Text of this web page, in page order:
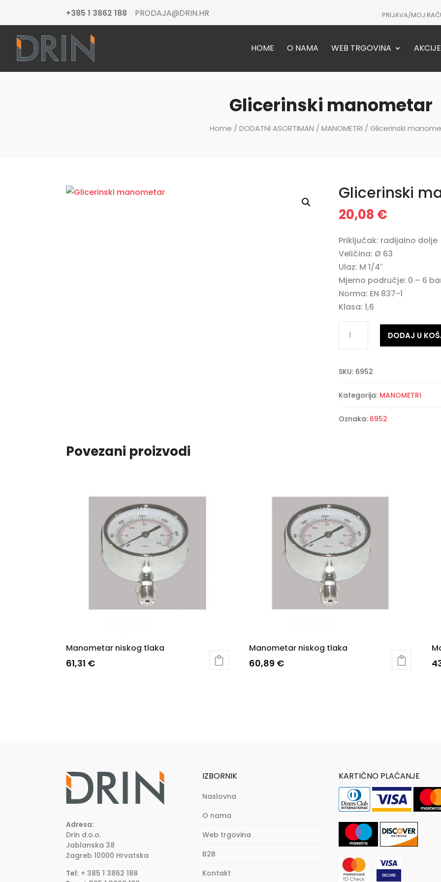
+385 1 3862 188 PRODAJA@DRIN.HR PRIJAVA/MOJ
HOME O NAMA WEB TRGOVINA AKCIJE
Glicerinski manometar
Home / DODATNI ASORTIMAN / MANOMETRI / Glicerinski
Glicerinski
20,08 €
Priključak: radijalno dolje
Veličina: Ø 63
Ulaz: M 1/4″
Mjerno područje: 0 – 6
Norma: EN 837-1
Klasa: 1,6
manometar
DODAJ U
SKU: 6952
Kategorija: MANOMETRI
Oznaka: 6952
Povezani proizvodi
Manometar niskog tlaka
61,31 €
Manometar niskog tlaka
60,89 €
Adresa:
Drin d.o.o.
Jablanska 38
Zagreb10000 Hrvatska
Tel: + 385 1 3862 188
IZBORNIK
Naslovna
O nama
Web trgovina
B2B
Kontakt
KARTIČNO PLAĆANJE